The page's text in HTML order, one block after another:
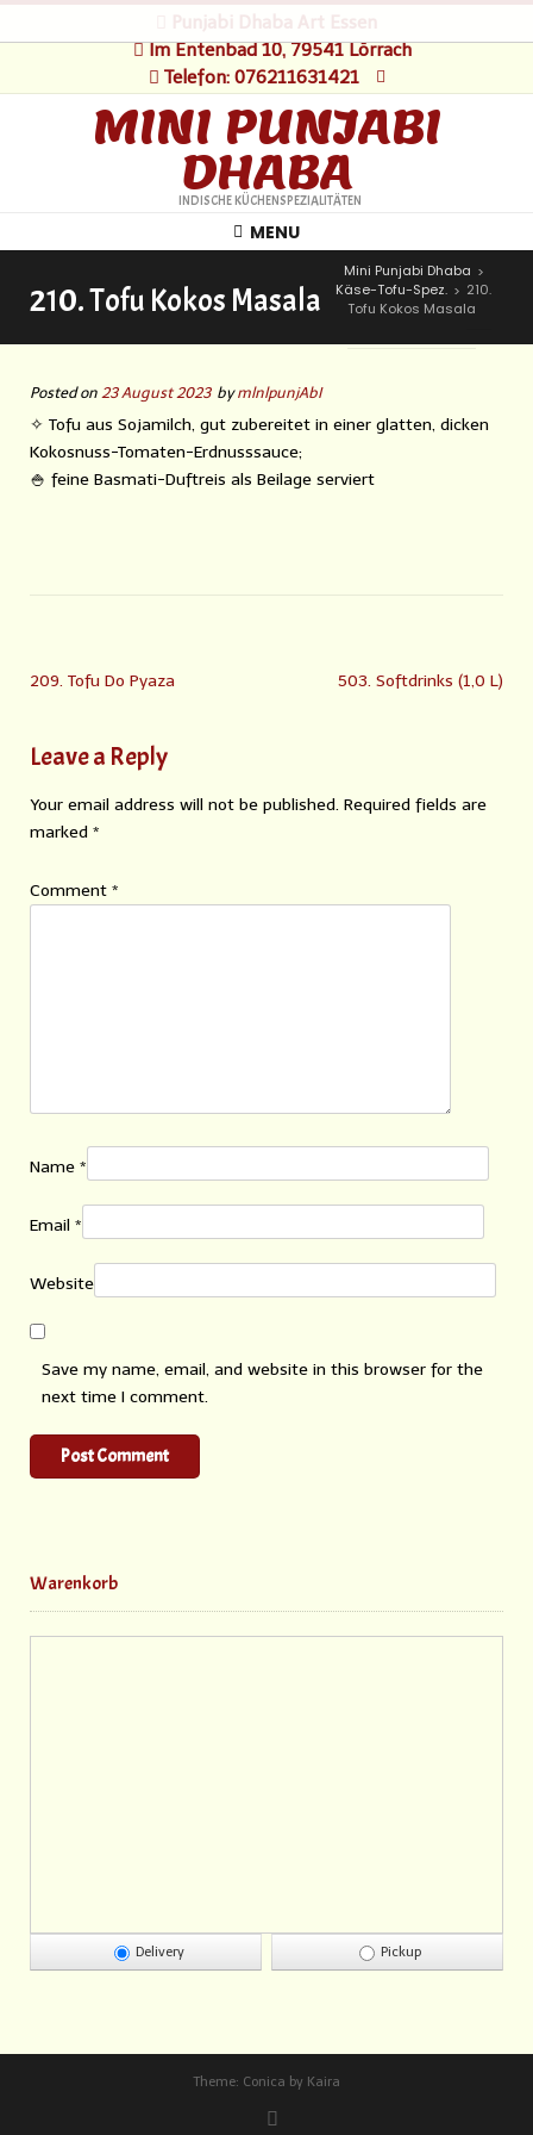
Punjabi Dhaba Art Essen
Im Entenbad 10, 79541 Lörrach
Telefon: 076211631421
MINI PUNJABI
DHABA
INDISCHE KÜCHENSPEZIALITÄTEN
MENU
210. Tofu Kokos Masala
Mini Punjabi Dhaba >
Käse-Tofu-Spez. > 210.
Tofu Kokos Masala
Posted on 23 August 2023 bymlnlpunjAbI
✧ Tofu aus Sojamilch, gut zubereitet in einer glatten, dicken
Kokosnuss-Tomaten-Erdnusssauce;
🍚 feine Basmati-Duftreis als Beilage serviert
209. Tofu Do Pyaza 503. Softdrinks (1,0 L)
Leave a Reply
Your email address will not be published. Required fields are
marked *
Comment *
Name *
Email *
Website
Save my name, email, and website in this browser for the
next time I comment.
Warenkorb
Delivery Pickup
Theme: Conica by Kaira